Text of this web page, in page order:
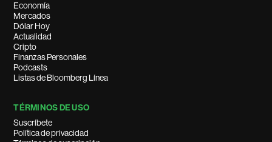
Economía
Mercados
Dólar Hoy
Actualidad
Cripto
Finanzas Personales
Podcasts
Listas de Bloomberg Línea
TÉRMINOS DE USO
Suscríbete
Política de privacidad